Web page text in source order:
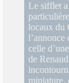
Le sifflet
locaux du
l’annonce
celle
de
miniature,